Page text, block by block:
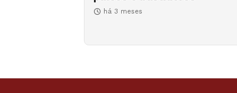
há 3 meses